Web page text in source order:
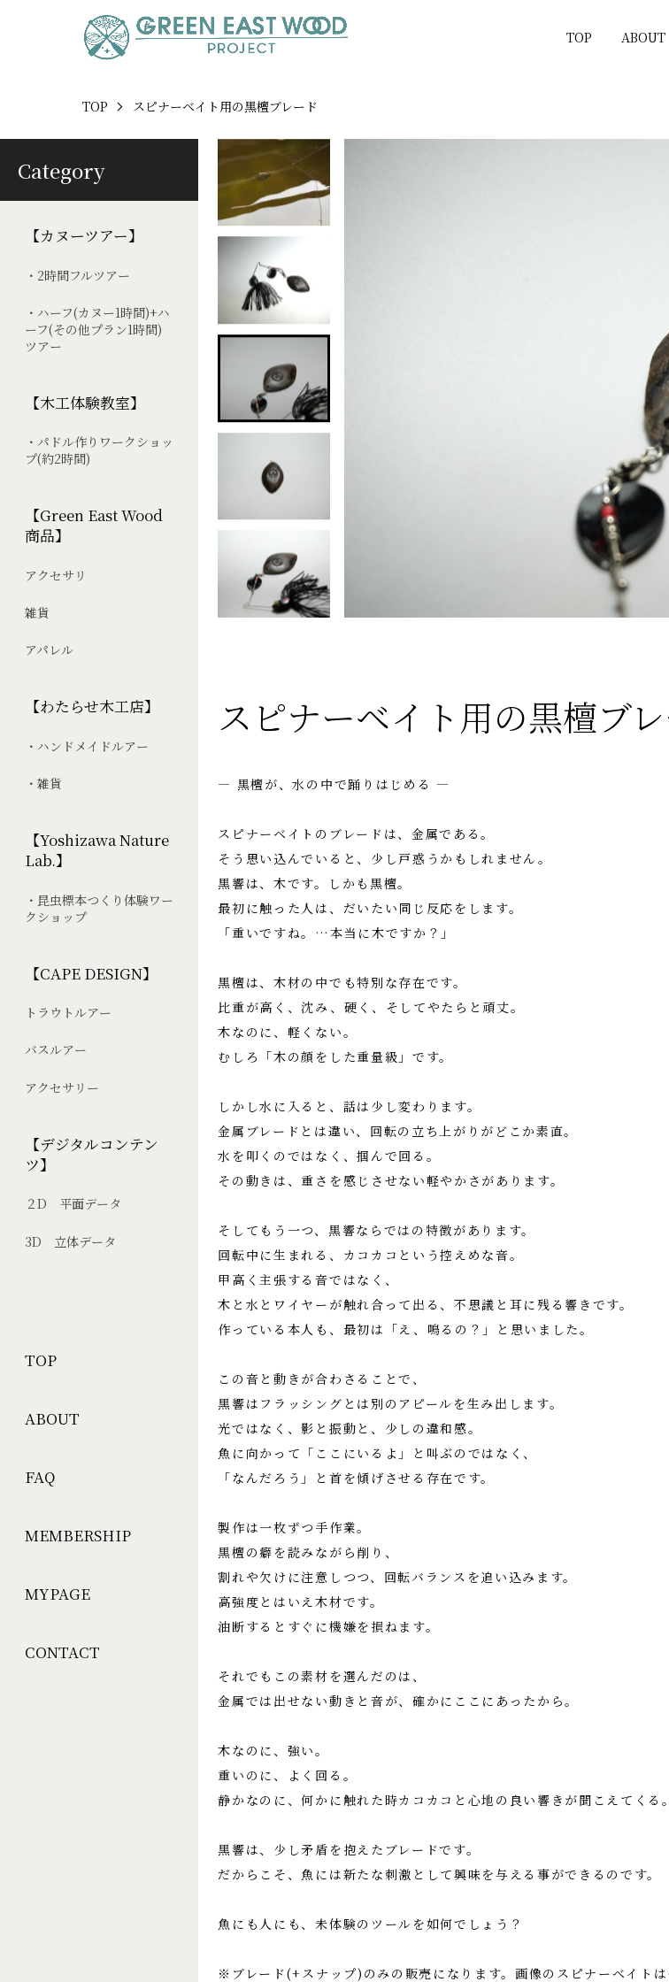
TOP ABOUT
TOP
ABOUT
FAQ
MEMBERSHIP
MYPAGE
CONTACT
Category
【カヌーツアー】
・2時間フルツアー
・ハーフ(カヌー1時間)+ハ
ーフ(その他プラン1時間)
ツアー
【木工体験教室】
・パドル作りワークショッ
プ(約2時間)
【Green East Wood
商品】
アクセサリ
雑貨
アパレル
【わたらせ木工店】
・ハンドメイドルアー
・雑貨
【Yoshizawa Nature
Lab.】
・昆虫標本つくり体験ワー
クショップ
【CAPE DESIGN】
トラウトルアー
バスルアー
アクセサリー
【デジタルコンテン
ツ】
２D 平面データ
3D 立体データ
TOP スピナーベイト用の黒檀ブレード
スピナーベイト用の黒檀ブ
— 黒檀が、水の中で踊りはじめる —
スピナーベイトのブレードは、金属である。
そう思い込んでいると、少し戸惑うかもしれません。
黒響は、木です。しかも黒檀。
最初に触った人は、だいたい同じ反応をします。
「重いですね。…本当に木ですか？」
黒檀は、木材の中でも特別な存在です。
比重が高く、沈み、硬く、そしてやたらと頑丈。
木なのに、軽くない。
むしろ「木の顔をした重量級」です。
しかし水に入ると、話は少し変わります。
金属ブレードとは違い、回転の立ち上がりがどこか素直。
水を叩くのではなく、掴んで回る。
その動きは、重さを感じさせない軽やかさがあります。
そしてもう一つ、黒響ならではの特徴があります。
回転中に生まれる、カコカコという控えめな音。
甲高く主張する音ではなく、
木と水とワイヤーが触れ合って出る、不思議と耳に残る響きです。
作っている本人も、最初は「え、鳴るの？」と思いました。
この音と動きが合わさることで、
黒響はフラッシングとは別のアピールを生み出します。
光ではなく、影と振動と、少しの違和感。
魚に向かって「ここにいるよ」と叫ぶのではなく、
「なんだろう」と首を傾げさせる存在です。
製作は一枚ずつ手作業。
黒檀の癖を読みながら削り、
割れや欠けに注意しつつ、回転バランスを追い込みます。
高強度とはいえ木材です。
油断するとすぐに機嫌を損ねます。
それでもこの素材を選んだのは、
金属では出せない動きと音が、確かにここにあったから。
木なのに、強い。
重いのに、よく回る。
静かなのに、何かに触れた時カコカコと心地の良い響きが聞こえてくる。
黒響は、少し矛盾を抱えたブレードです。
だからこそ、魚には新たな刺激として興味を与える事ができるのです。
魚にも人にも、未体験のツールを如何でしょう？
※ブレード(+スナップ)のみの販売になります。画像のスピナーベイトは